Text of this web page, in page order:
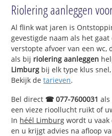
Riolering aanleggen
Al flink wat jaren is
gevestigde naam als het
verstopte afvoer van een wc,
als bij riolering aanleggen
Limburg bij elk type klus
Bekijk detarieven.
Bel direct ☎ 077-7600031 als
een vieze rioollucht ruikt of
In héél Limburg wordt u vaak
en u krijgt advies na afloop